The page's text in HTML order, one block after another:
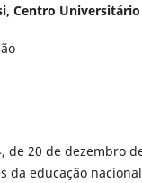
Centro
de 20 de dezembro
da educação